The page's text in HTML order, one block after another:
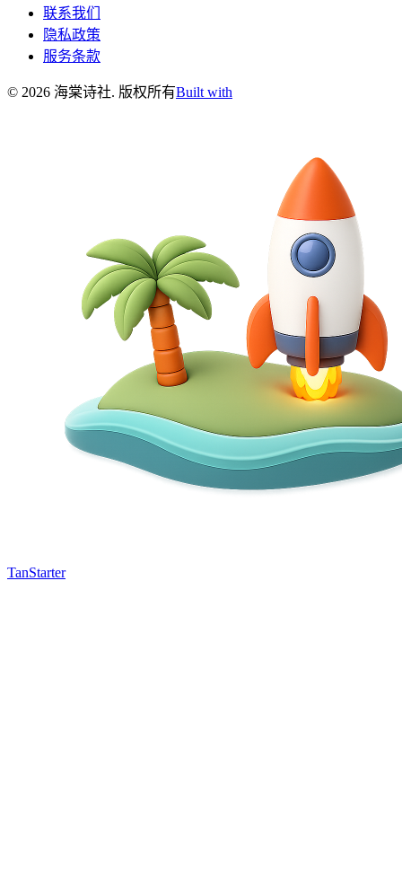
联系我们
隐私政策
服务条款
© 2026 海棠诗社. 版权所有Built with
TanStarter